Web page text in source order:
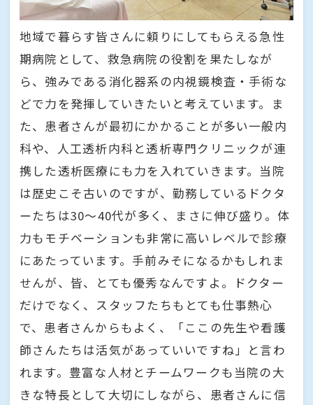
地域で暮らす皆さんに頼りにしてもらえる急性
期病院として、救急病院の役割を果たしなが
ら、強みである消化器系の内視鏡検査・手術な
どで力を発揮していきたいと考えています。ま
た、患者さんが最初にかかることが多い一般内
科や、人工透析内科と透析専門クリニックが連
携した透析医療にも力を入れていきます。当院
は歴史こそ古いのですが、勤務しているドクタ
ーたちは30〜40代が多く、まさに伸び盛り。体
力もモチベーションも非常に高いレベルで診療
にあたっています。手前みそになるかもしれま
せんが、皆、とても優秀なんですよ。ドクター
だけでなく、スタッフたちもとても仕事熱心
で、患者さんからもよく、「ここの先生や看護
師さんたちは活気があっていいですね」と言わ
れます。豊富な人材とチームワークも当院の大
きな特長として大切にしながら、患者さんに信